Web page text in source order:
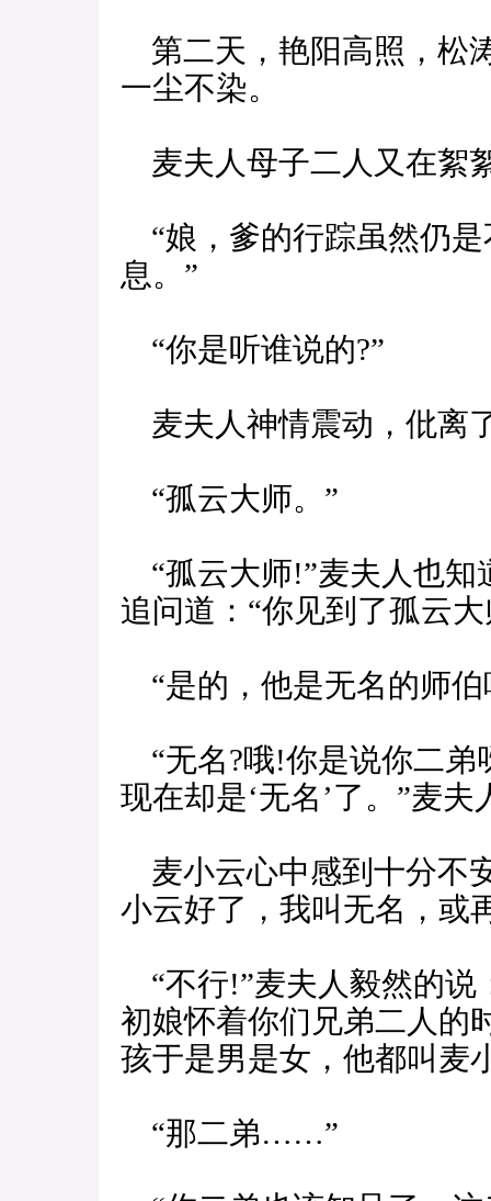
第二天，艳阳高照，松
一尘不染。
麦夫人母子二人又在絮
“娘，爹的行踪虽然仍
息。”
“你是听谁说的?”
麦夫人神情震动，仳离
“孤云大师。”
“孤云大师!”麦夫人也知
追问道：“你见到了孤云大
“是的，他是无名的师伯
“无名?哦!你是说你二弟
现在却是‘无名’了。”麦夫
麦小云心中感到十分不
小云好了，我叫无名，或
“不行!”麦夫人毅然的说
初娘怀着你们兄弟二人的
孩于是男是女，他都叫麦
“那二弟……”